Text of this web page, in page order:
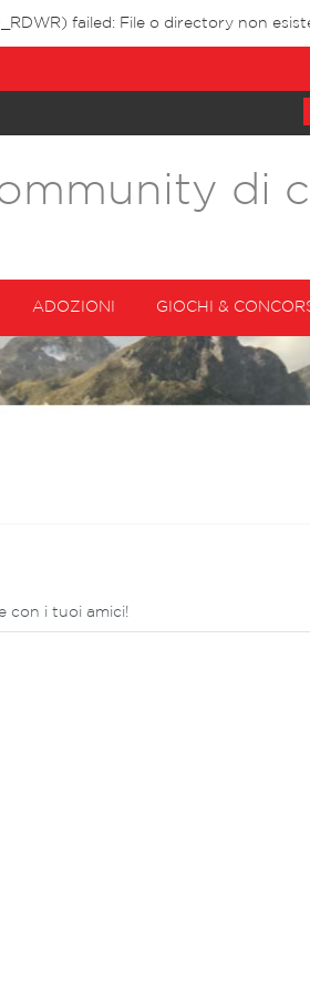
failed: File o directory non
di
ADOZIONI GIOCHI &
con i tuoi amici!